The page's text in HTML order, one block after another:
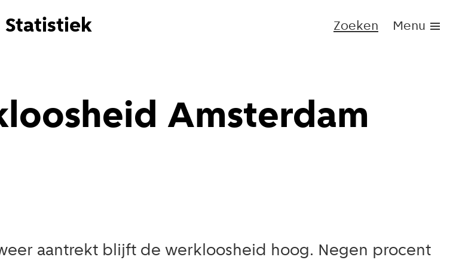
Statistiek Zoeken Menu
Amsterdam
aantrekt blijft de werkloosheid hoog. Negen procent